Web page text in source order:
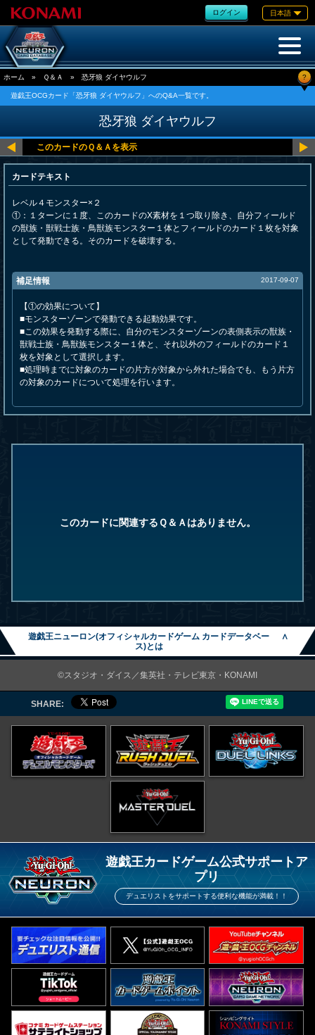
ログイン 日本語
ホーム » Ｑ＆Ａ » 恐牙狼 ダイヤウルフ ?
遊戯王OCGカード「恐牙狼 ダイヤウルフ」へのQ&A一覧です。
恐牙狼 ダイヤウルフ
カードテキスト
レベル４モンスター×２
①：１ターンに１度、このカードのX素材を１つ取り除き、自分フィールド
の獣族・獣戦士族・鳥獣族モンスター１体とフィールドのカード１枚を対象
として発動できる。そのカードを破壊する。
補足情報 2017-09-07
【①の効果について】
■モンスターゾーンで発動できる起動効果です。
■この効果を発動する際に、自分のモンスターゾーンの表側表示の獣族・
獣戦士族・鳥獣族モンスター１体と、それ以外のフィールドのカード１
枚を対象として選択します。
■処理時までに対象のカードの片方が対象から外れた場合でも、もう片方
の対象のカードについて処理を行います。
このカードに関連するＱ＆Ａはありません。
遊戯王ニューロン(オフィシャルカードゲーム カードデータベー
ス)とは
∧
©スタジオ・ダイス／集英社・テレビ東京・KONAMI
SHARE:
遊戯王カードゲーム公式サポートア
プリ
デュエリストをサポートする便利な機能が満載！！